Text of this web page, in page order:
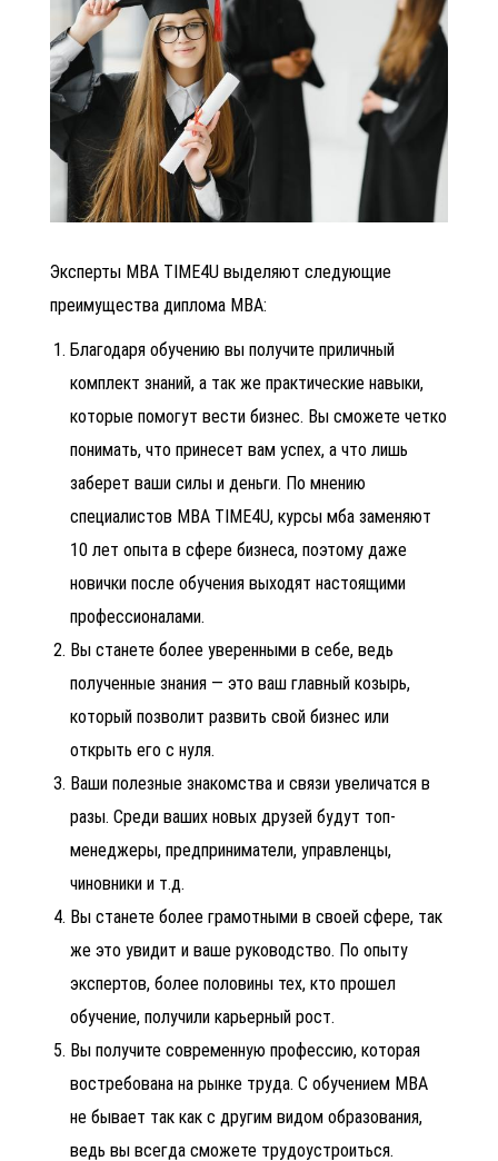
Эксперты MBA TIME4U выделяют следующие
преимущества диплома MBA:
Благодаря обучению вы получите приличный
комплект знаний, а так же практические навыки,
которые помогут вести бизнес. Вы сможете четко
понимать, что принесет вам успех, а что лишь
заберет ваши силы и деньги. По мнению
специалистов MBA TIME4U, курсы мба заменяют
10 лет опыта в сфере бизнеса, поэтому даже
новички после обучения выходят настоящими
профессионалами.
Вы станете более уверенными в себе, ведь
полученные знания — это ваш главный козырь,
который позволит развить свой бизнес или
открыть его с нуля.
Ваши полезные знакомства и связи увеличатся в
разы. Среди ваших новых друзей будут топ-
менеджеры, предприниматели, управленцы,
чиновники и т.д.
Вы станете более грамотными в своей сфере, так
же это увидит и ваше руководство. По опыту
экспертов, более половины тех, кто прошел
обучение, получили карьерный рост.
Вы получите современную профессию, которая
востребована на рынке труда. С обучением MBA
не бывает так как с другим видом образования,
ведь вы всегда сможете трудоустроиться.